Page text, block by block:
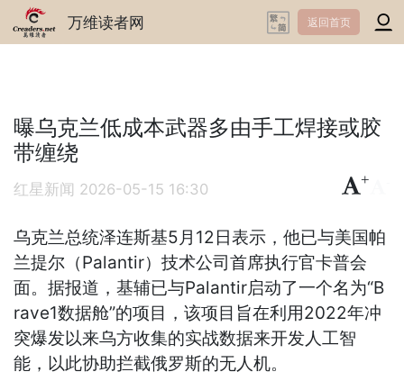
万维读者网 返回首页
曝乌克兰低成本武器多由手工焊接或胶
带缠绕
红星新闻 2026-05-15 16:30
+
乌克兰总统泽连斯基5月12日表示，他已与美国帕
兰提尔（Palantir）技术公司首席执行官卡普会
面。据报道，基辅已与Palantir启动了一个名为“B
rave1数据舱”的项目，该项目旨在利用2022年冲
突爆发以来乌方收集的实战数据来开发人工智
能，以此协助拦截俄罗斯的无人机。